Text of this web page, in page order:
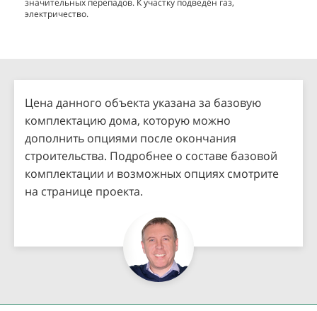
значительных перепадов. К участку подведён газ,
электричество.
Цена данного объекта указана за базовую
комплектацию дома, которую можно
дополнить опциями после окончания
строительства. Подробнее о составе базовой
комплектации и возможных опциях смотрите
на странице проекта.